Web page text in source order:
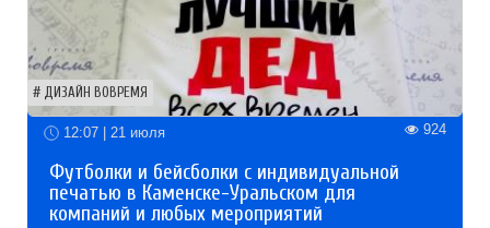
ДИЗАЙН ВОВРЕМЯ
12:07 | 21 июля 924
Футболки и бейсболки с индивидуальной
печатью в Каменске-Уральском для
компаний и любых мероприятий